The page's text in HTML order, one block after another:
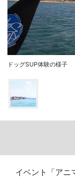
ドッグSUP体験の様子
イベント「アニ